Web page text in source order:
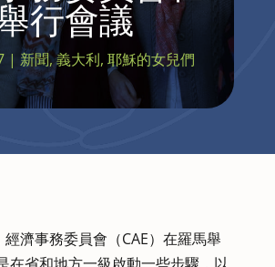
行會議
| 新聞,義大利, 耶穌的女兒們
濟事務委員會（CAE）在羅馬舉